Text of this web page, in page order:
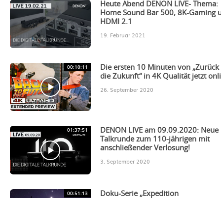
Heute Abend DENON LIVE- Thema:
Home Sound Bar 500, 8K-Gaming
HDMI 2.1
19. Februar 2021
00:10:11
Die ersten 10 Minuten von „Zurück
die Zukunft“ in 4K Qualität jetzt
26. September 2020
01:37:51
DENON LIVE am 09.09.2020: Neue
Talkrunde zum 110-jährigen mit
anschließender Verlosung!
3. September 2020
00:51:13
Doku-Serie „Expedition